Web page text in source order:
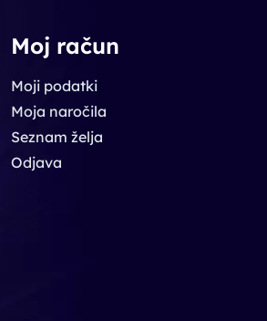
Moj račun
Moji podatki
Moja naročila
Seznam želja
Odjava